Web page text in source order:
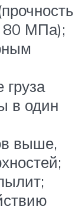
80 МПа);
в один
выше,